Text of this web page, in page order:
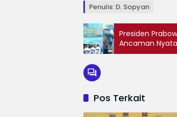
Penulis: D. Sopyan
Presiden
Ancaman
Pos Terkait